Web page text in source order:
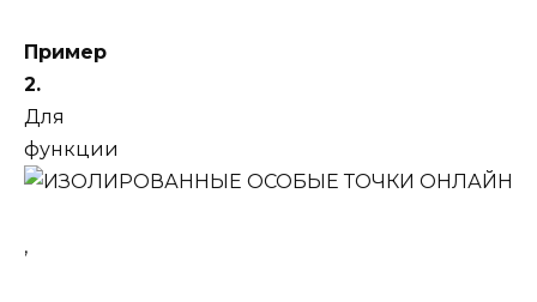
Пример
2.
Для
функции
,